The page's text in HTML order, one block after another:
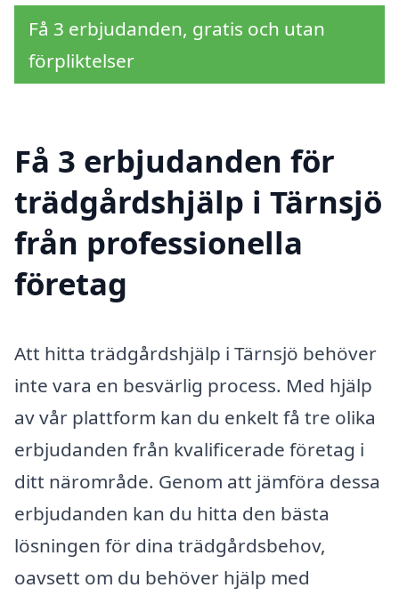
Få 3 erbjudanden, gratis och utan
förpliktelser
Få 3 erbjudanden för
trädgårdshjälp i Tärnsjö
från professionella
företag
Att hitta trädgårdshjälp i Tärnsjö behöver
inte vara en besvärlig process. Med hjälp
av vår plattform kan du enkelt få tre olika
erbjudanden från kvalificerade företag i
ditt närområde. Genom att jämföra dessa
erbjudanden kan du hitta den bästa
lösningen för dina trädgårdsbehov,
oavsett om du behöver hjälp med